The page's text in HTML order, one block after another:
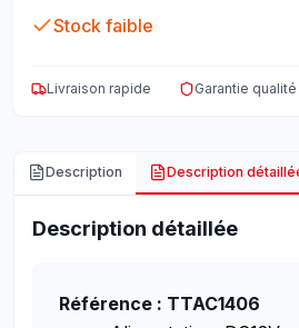
Stock faible
Livraison rapide Garantie qualité
Description Description
Description détaillée
Référence : TTAC1406